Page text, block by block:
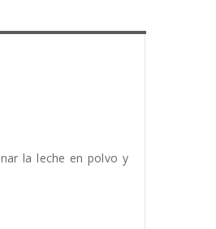
la leche en polvo y